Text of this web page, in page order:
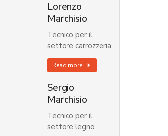
Lorenzo
Marchisio
Tecnico per il
settore carrozzeria
Read more
Sergio
Marchisio
Tecnico per il
settore legno